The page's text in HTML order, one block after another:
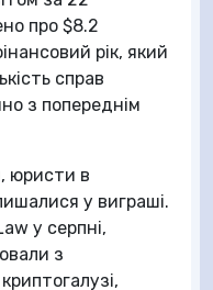
про $8.2
рік, який
справ
з попереднім
юристи в
у виграші.
у серпні,
з